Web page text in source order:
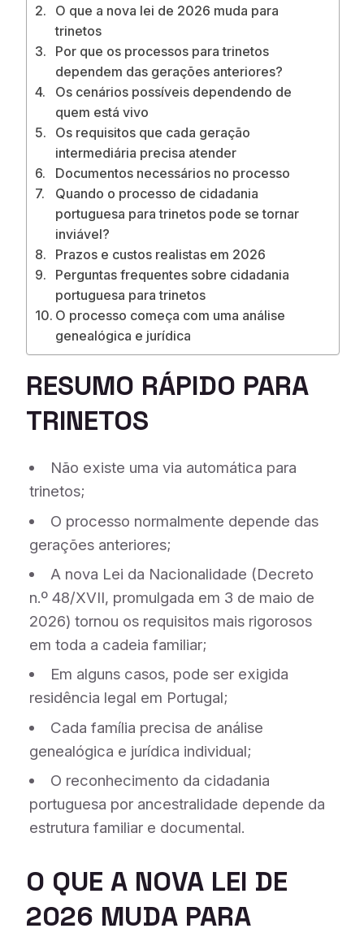
O que a nova lei de 2026 muda para
trinetos
Por que os processos para trinetos
dependem das gerações anteriores?
Os cenários possíveis dependendo de
quem está vivo
Os requisitos que cada geração
intermediária precisa atender
Documentos necessários no processo
Quando o processo de cidadania
portuguesa para trinetos pode se tornar
inviável?
Prazos e custos realistas em 2026
Perguntas frequentes sobre cidadania
portuguesa para trinetos
O processo começa com uma análise
genealógica e jurídica
RESUMO RÁPIDO PARA
TRINETOS
Não existe uma via automática para
trinetos;
O processo normalmente depende das
gerações anteriores;
A nova Lei da Nacionalidade (Decreto
n.º 48/XVII, promulgada em 3 de maio de
2026) tornou os requisitos mais rigorosos
em toda a cadeia familiar;
Em alguns casos, pode ser exigida
residência legal em Portugal;
Cada família precisa de análise
genealógica e jurídica individual;
O reconhecimento da cidadania
portuguesa por ancestralidade depende da
estrutura familiar e documental.
O QUE A NOVA LEI DE
2026 MUDA PARA